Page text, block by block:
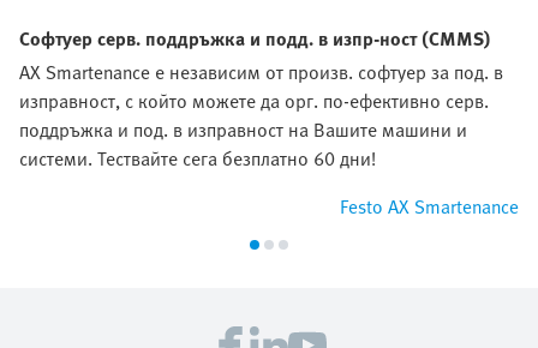
Софтуер серв. поддръжка и подд. в изпр-ност (CMMS)
AX Smartenance е независим от произв. софтуер за под. в
изправност, с който можете да орг. по-ефективно серв.
поддръжка и под. в изправност на Вашите машини и
системи. Тествайте сега безплатно 60 дни!
Festo AX Smartenance